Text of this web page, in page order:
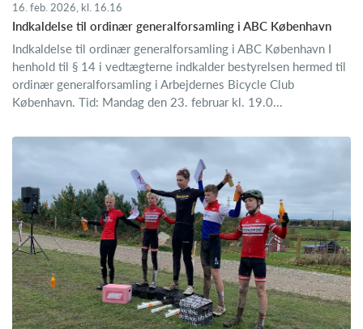
16. feb. 2026, kl. 16.16
Indkaldelse til ordinær generalforsamling i ABC København
Indkaldelse til ordinær generalforsamling i ABC København I
henhold til § 14 i vedtægterne indkalder bestyrelsen hermed til
ordinær generalforsamling i Arbejdernes Bicycle Club
København. Tid: Mandag den 23. februar kl. 19.0...